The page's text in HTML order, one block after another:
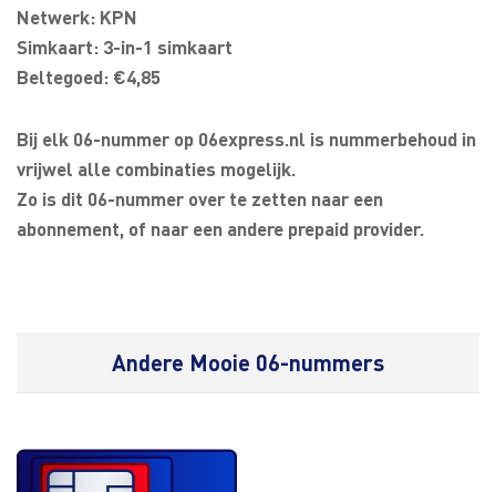
Netwerk: KPN
Simkaart: 3-in-1 simkaart
Beltegoed: €4,85
Bij elk 06-nummer op 06express.nl is nummerbehoud in
vrijwel alle combinaties mogelijk.
Zo is dit 06-nummer over te zetten naar een
abonnement, of naar een andere prepaid provider.
Andere Mooie 06-nummers